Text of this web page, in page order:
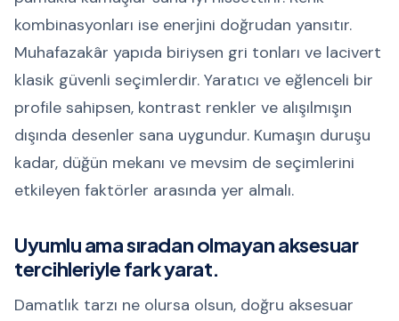
kombinasyonları ise enerjini doğrudan yansıtır.
Muhafazakâr yapıda biriysen gri tonları ve lacivert
klasik güvenli seçimlerdir. Yaratıcı ve eğlenceli bir
profile sahipsen, kontrast renkler ve alışılmışın
dışında desenler sana uygundur. Kumaşın duruşu
kadar, düğün mekanı ve mevsim de seçimlerini
etkileyen faktörler arasında yer almalı.
Uyumlu ama sıradan olmayan aksesuar
tercihleriyle fark yarat.
Damatlık tarzı ne olursa olsun, doğru aksesuar